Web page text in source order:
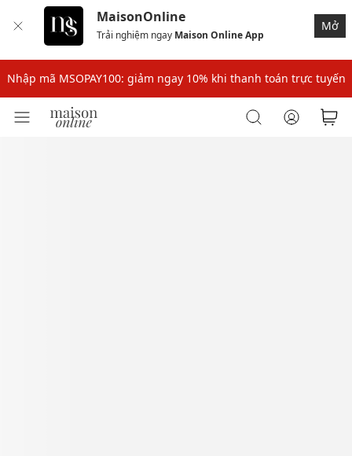
MaisonOnline
Trải nghiệm ngay Maison Online App
Mở
Nhập mã: MSOXINCHAO - Giảm 10% đơn đầu cho thành viên mới!
Nhập mã MSOPAY100: giảm ngay 10% khi thanh toán trực tuyến
Nhập mã: MSOXINCHAO - Giảm 10% đơn đầu cho thành viên mới!